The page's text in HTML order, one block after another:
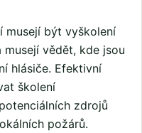
musejí být vyškolení
vědět, kde jsou
hlásiče. Efektivní
školení
zdrojů
požárů.